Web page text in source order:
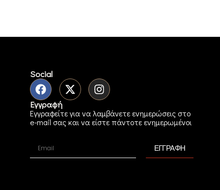
Social
Εγγραφή
Εγγραφείτε για να λαμβάνετε ενημερώσεις στο
e-mail σας και να είστε πάντοτε ενημερωμένοι
ΕΓΓΡΑΦΗ